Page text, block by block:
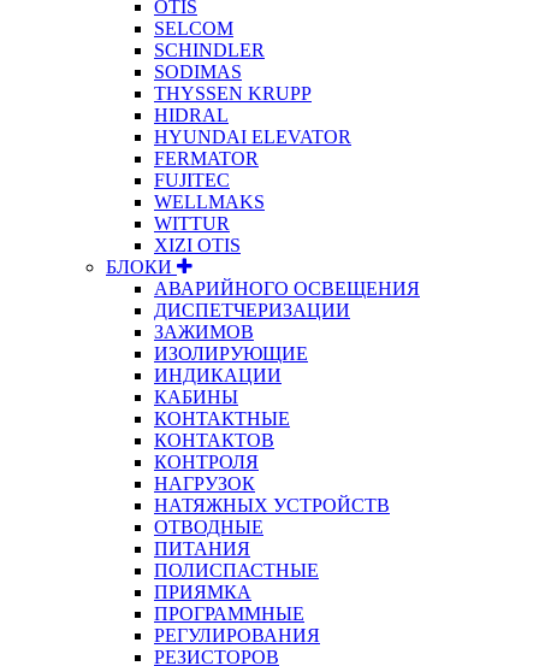
OTIS
SELCOM
SCHINDLER
SODIMAS
THYSSEN KRUPP
HIDRAL
HYUNDAI ELEVATOR
FERMATOR
FUJITEC
WELLMAKS
WITTUR
XIZI OTIS
БЛОКИ
АВАРИЙНОГО ОСВЕЩЕНИЯ
ДИСПЕТЧЕРИЗАЦИИ
ЗАЖИМОВ
ИЗОЛИРУЮЩИЕ
ИНДИКАЦИИ
КАБИНЫ
КОНТАКТНЫЕ
КОНТАКТОВ
КОНТРОЛЯ
НАГРУЗОК
НАТЯЖНЫХ УСТРОЙСТВ
ОТВОДНЫЕ
ПИТАНИЯ
ПОЛИСПАСТНЫЕ
ПРИЯМКА
ПРОГРАММНЫЕ
РЕГУЛИРОВАНИЯ
РЕЗИСТОРОВ